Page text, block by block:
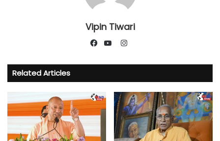
Vipin Tiwari
Instagram
Related Articles